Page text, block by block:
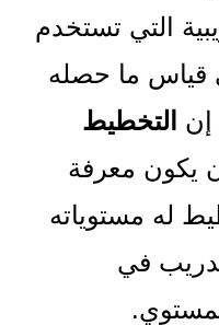
التي تستخدم
قياس ما حصله
إن التخطيط
يكون معرفة
له مستوياته
في